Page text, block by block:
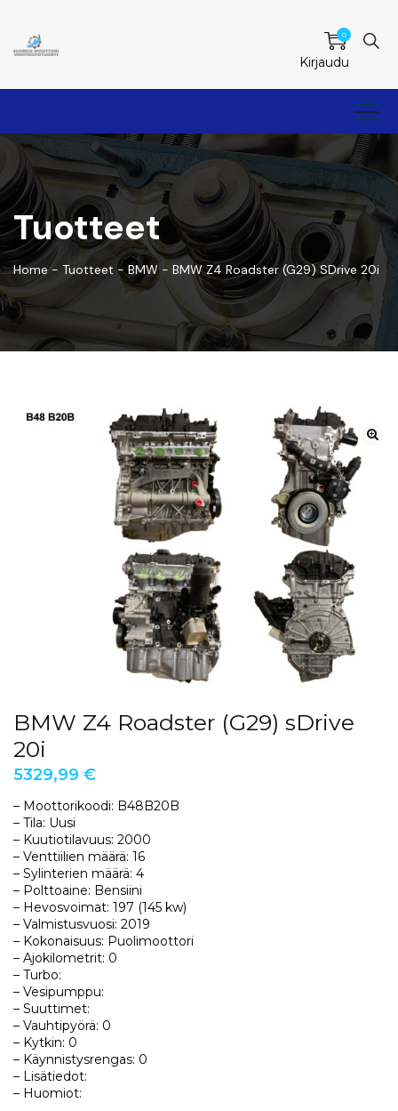
0
Kirjaudu
Tuotteet
Home- Tuotteet -BMW- BMW Z4 Roadster (G29) SDrive 20i
BMW Z4 Roadster (G29) sDrive
20i
5329,99 €
– Moottorikoodi: B48B20B
– Tila: Uusi
– Kuutiotilavuus: 2000
– Venttiilien määrä: 16
– Sylinterien määrä: 4
– Polttoaine: Bensiini
– Hevosvoimat: 197 (145 kw)
– Valmistusvuosi: 2019
– Kokonaisuus: Puolimoottori
– Ajokilometrit: 0
– Turbo:
– Vesipumppu:
– Suuttimet:
– Vauhtipyörä: 0
– Kytkin: 0
– Käynnistysrengas: 0
– Lisätiedot:
– Huomiot: